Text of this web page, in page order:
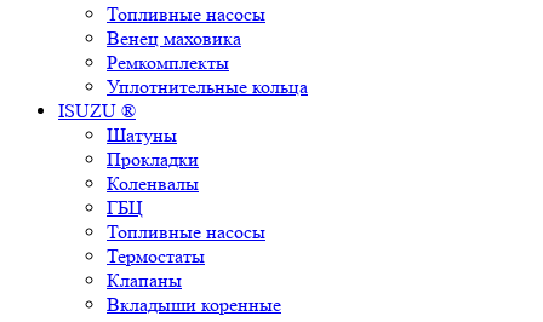
Топливные насосы
Венец маховика
Ремкомплекты
Уплотнительные кольца
ISUZU ®
Шатуны
Прокладки
Коленвалы
ГБЦ
Топливные насосы
Термостаты
Клапаны
Вкладыши коренные